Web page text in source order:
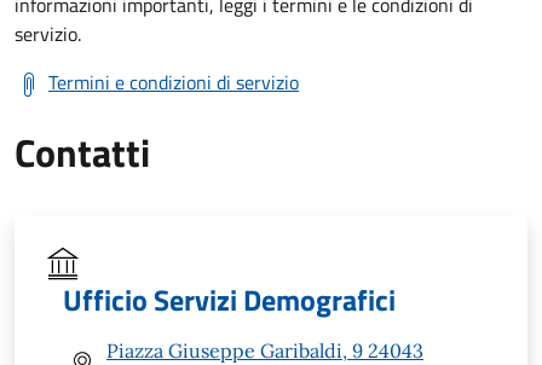
servizio.
Termini e condizioni di servizio
Contatti
Ufficio Servizi Demografici
Piazza Giuseppe Garibaldi, 9 24043